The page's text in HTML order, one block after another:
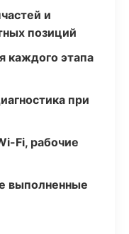
и
позиций
каждого этапа
при
Fi, рабочие
выполненные